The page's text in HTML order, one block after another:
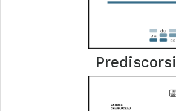
Prediscorsi